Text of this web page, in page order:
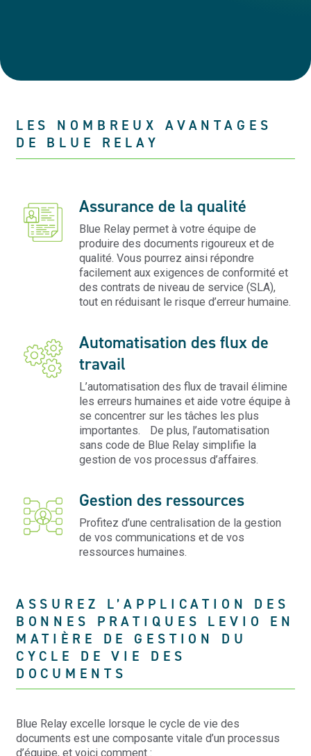
LES NOMBREUX AVANTAGES
DE BLUE RELAY
Assurance de la qualité
Blue Relay permet à votre équipe de
produire des documents rigoureux et de
qualité. Vous pourrez ainsi répondre
facilement aux exigences de conformité et
des contrats de niveau de service (SLA),
tout en réduisant le risque d’erreur humaine.
Automatisation des flux de
travail
L’automatisation des flux de travail élimine
les erreurs humaines et aide votre équipe à
se concentrer sur les tâches les plus
importantes.
De plus, l’automatisation
sans code de Blue Relay simplifie la
gestion de vos processus d’affaires.
Gestion des ressources
Profitez d’une centralisation de la gestion
de vos communications et de vos
ressources humaines.
ASSUREZ L’APPLICATION DES
BONNES PRATIQUES LEVIO EN
MATIÈRE DE GESTION DU
CYCLE DE VIE DES
DOCUMENTS
Blue Relay excelle lorsque le cycle de vie des
documents est une composante vitale d’un processus
d’équipe, et voici comment :